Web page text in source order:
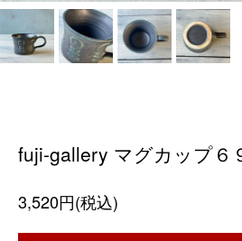
fuji-gallery マグカップ６
3,520円(税込)